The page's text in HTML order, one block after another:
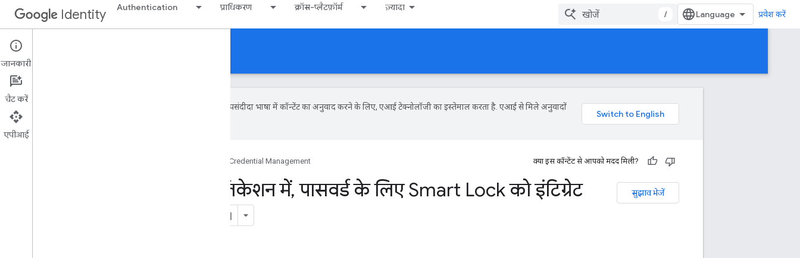
Identity Authentication प्राधिकरण क्रॉस-प्लैटफ़ॉर्म ज़्यादा
/ प्रवेश करें
Credential Management
Google आपकी पसंदीदा भाषा में कॉन्टेंट का अनुवाद करने के लिए, एआई टेक्नोलॉजी का इस्तेमाल करता है. एआई से मिले अनुवादों
Credential Management क्या इस कॉन्टेंट से आपको मदद मिली?
सुझाव भेजें
अपने Android ऐप्लिकेशन में, पासवर्ड के लिए Smart Lock को इंटिग्रेट
जानकारी
चैट करें
एपीआई